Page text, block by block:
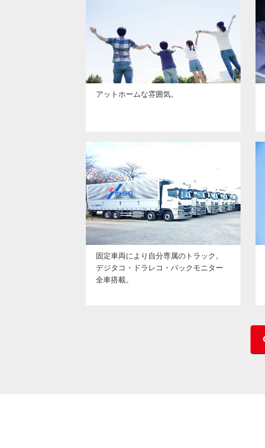
アットホームな雰囲気。
固定車両により自分専属のトラック。
デジタコ・ドラレコ・バックモニター
全車搭載。